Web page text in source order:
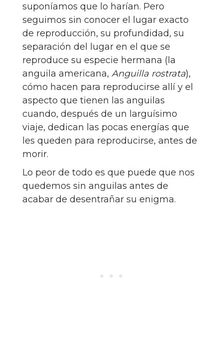
suponíamos que lo harían. Pero
seguimos sin conocer el lugar exacto
de reproducción, su profundidad, su
separación del lugar en el que se
reproduce su especie hermana (la
anguila americana, Anguilla rostrata),
cómo hacen para reproducirse allí y el
aspecto que tienen las anguilas
cuando, después de un larguísimo
viaje, dedican las pocas energías que
les queden para reproducirse, antes de
morir.
Lo peor de todo es que puede que nos
quedemos sin anguilas antes de
acabar de desentrañar su enigma.